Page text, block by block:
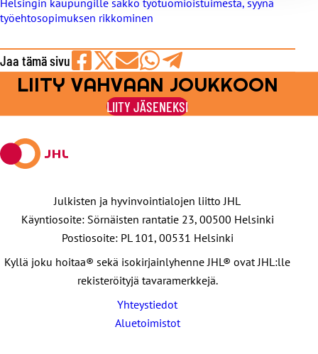
työehtosopimuksen rikkominen
Jaa tämä sivu
Jaa
Facebookissa
Jaa
viestipalvelu
X:ssä
Jaa
sähköpostilla
Jaa
WhatsAppilla
Jaa
Telegramilla
LIITY VAHVAAN JOUKKOON
LIITY JÄSENEKSI
Julkisten ja hyvinvointialojen liitto JHL
Käyntiosoite: Sörnäisten rantatie 23, 00500 Helsinki
Postiosoite: PL 101, 00531 Helsinki
Kyllä joku hoitaa® sekä isokirjainlyhenne JHL® ovat JHL:lle
rekisteröityjä tavaramerkkejä.
Yhteystiedot
Aluetoimistot